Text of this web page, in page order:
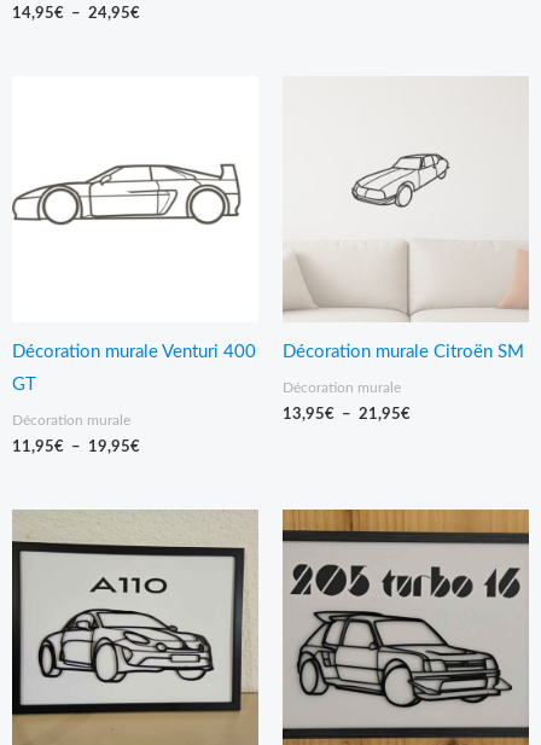
14,95€ – 24,95€
Décoration murale Venturi 400
GT
Décoration murale
11,95€ – 19,95€
à
19,95€
Décoration murale Citroën SM
Décoration murale
13,95€ – 21,95€
à
21,95€